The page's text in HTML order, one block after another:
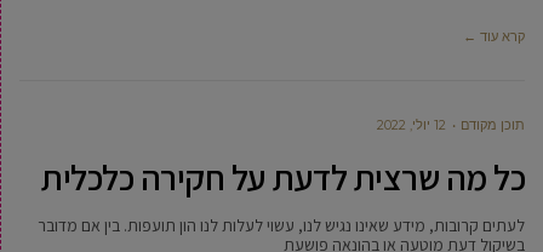
קרא עוד ←
תוכן מקודם 12 יולי, 2022
כל מה שרצית לדעת על חקירה כלכלית
לעתים קרובות, מידע שאינו נגיש לנו, עשוי לעלות לנו הון תועפות. בין אם מדובר
בשיקול דעת מוטעה או בהונאה פושעת